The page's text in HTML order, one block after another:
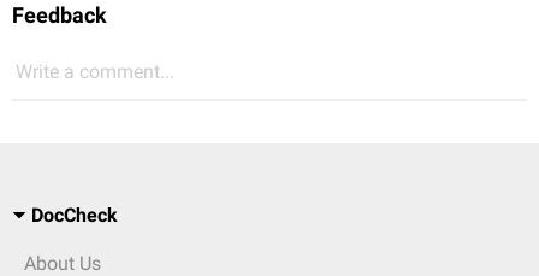
Feedback
Write a comment...
DocCheck
About Us